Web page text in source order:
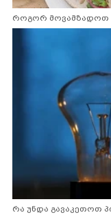
როგორ მოვამზადოთ
რა უნდა გავაკეთოთ